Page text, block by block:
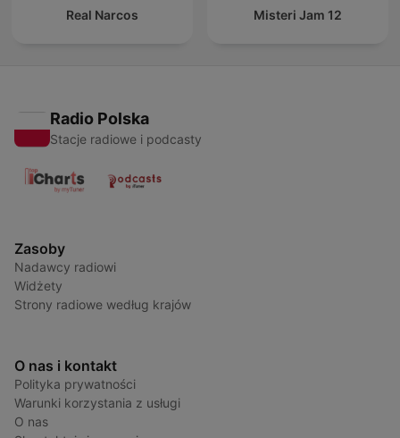
Real Narcos Misteri Jam 12
Radio Polska
Stacje radiowe i podcasty
Zasoby
Nadawcy radiowi
Widżety
Strony radiowe według krajów
O nas i kontakt
Polityka prywatności
Warunki korzystania z usługi
O nas